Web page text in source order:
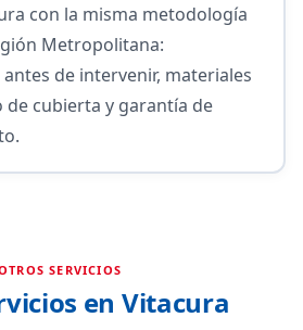
con la misma metodología
Metropolitana:
de intervenir, materiales
de cubierta y garantía de
SERVICIOS
en Vitacura